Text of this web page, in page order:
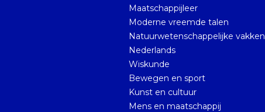
Maatschappijleer
Moderne vreemde talen
Natuurwetenschappelijke vakken
Nederlands
Wiskunde
Bewegen en sport
Kunst en cultuur
Mens en maatschappij